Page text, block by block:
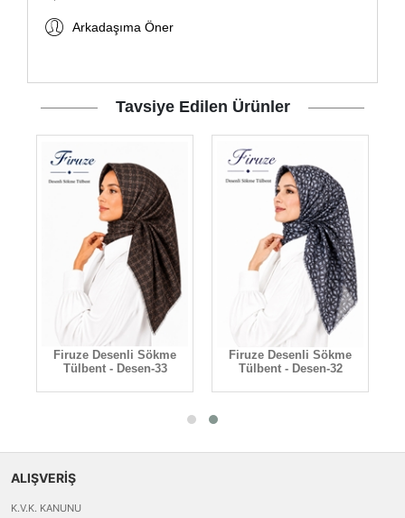
Arkadaşıma Öner
Tavsiye Edilen Ürünler
Firuze Desenli Sökme
Tülbent - Desen-35
Firuze Desenli Sökme
Tülbent - Desen-33
ALIŞVERİŞ
K.V.K. KANUNU